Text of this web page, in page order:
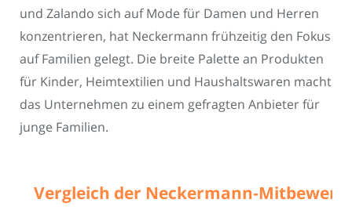
und Zalando sich auf Mode für Damen und Herren
konzentrieren, hat Neckermann frühzeitig den Fokus
auf Familien gelegt. Die breite Palette an Produkten
für Kinder, Heimtextilien und Haushaltswaren macht
das Unternehmen zu einem gefragten Anbieter für
junge Familien.
Vergleich der